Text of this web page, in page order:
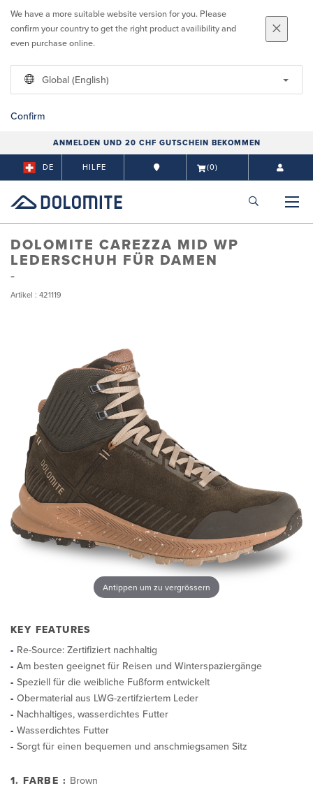
We have a more suitable website version for you. Please
confirm your country to get the right product availibility and
even purchase online.
Global (English)
Confirm
ANMELDEN UND 20 CHF GUTSCHEIN BEKOMMEN
DE HILFE (0)
DOLOMITE CAREZZA MID WP
LEDERSCHUH FÜR DAMEN
Artikel : 421119
Antippen um zu vergrössern
KEY FEATURES
Re-Source: Zertifiziert nachhaltig
Am besten geeignet für Reisen und Winterspaziergänge
Speziell für die weibliche Fußform entwickelt
Obermaterial aus LWG-zertifziertem Leder
Nachhaltiges, wasserdichtes Futter
Wasserdichtes Futter
Sorgt für einen bequemen und anschmiegsamen Sitz
1. FARBE : Brown